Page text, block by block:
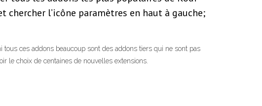
chercher l’icône paramètres en haut à gauche;
ces addons beaucoup sont des addons tiers qui ne sont pas
le choix de centaines de nouvelles extensions.